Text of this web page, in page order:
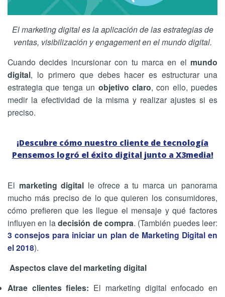
El marketing digital es la aplicación de las estrategias de
ventas, visibilización y engagement en el mundo digital.
Cuando decides incursionar con tu marca en el mundo
digital, lo primero que debes hacer es estructurar una
estrategia que tenga un objetivo claro, con ello, puedes
medir la efectividad de la misma y realizar ajustes si es
preciso.
¡Descubre cómo nuestro cliente de tecnología
Pensemos logró el éxito digital junto a X3media!
El marketing digital le ofrece a tu marca un panorama
mucho más preciso de lo que quieren los consumidores,
cómo prefieren que les llegue el mensaje y qué factores
influyen en ladecisión de compra. (También puedes leer:
3 consejos para iniciar un plan de Marketing Digital en
el 2018).
Aspectos clave del marketing digital
Atrae clientes fieles: El marketing digital enfocado en